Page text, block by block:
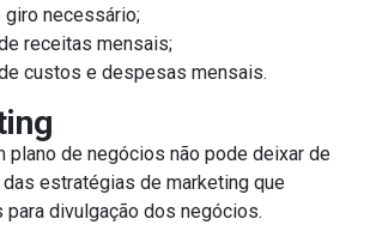
giro necessário;
receitas mensais;
custos e despesas mensais.
plano de negócios não pode deixar de
estratégias de marketing que
divulgação dos negócios.